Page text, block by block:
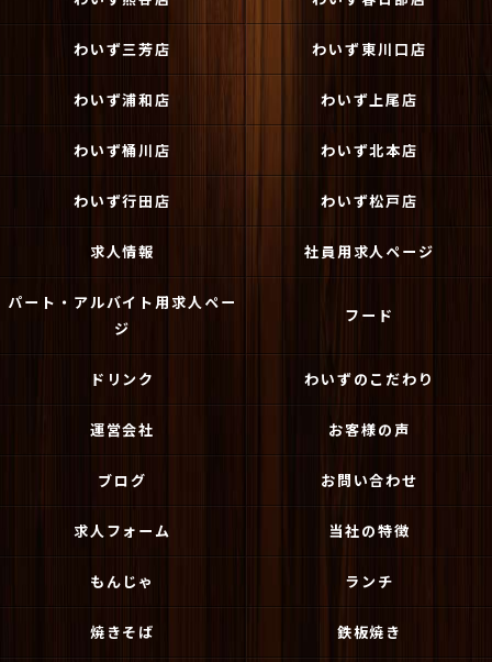
わいず三芳店 わいず東川口店
わいず浦和店 わいず上尾店
わいず桶川店 わいず北本店
わいず行田店 わいず松戸店
求人情報 社員用求人ページ
パート・アルバイト用求人ペー
ジ
フード
ドリンク わいずのこだわり
運営会社 お客様の声
ブログ お問い合わせ
求人フォーム 当社の特徴
もんじゃ ランチ
焼きそば 鉄板焼き